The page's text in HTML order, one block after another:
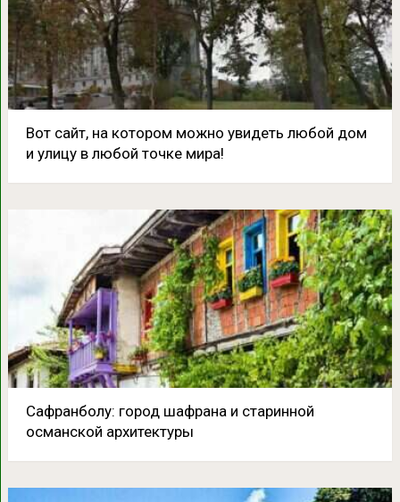
Вот сайт, на котором можно увидеть любой дом
и улицу в любой точке мира!
Сафранболу: город шафрана и старинной
османской архитектуры